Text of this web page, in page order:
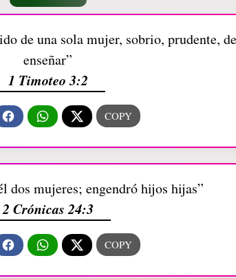
de una sola mujer, sobrio, prudente,
enseñar”
1 Timoteo 3:2
dos mujeres; engendró hijos hijas”
2 Crónicas 24:3